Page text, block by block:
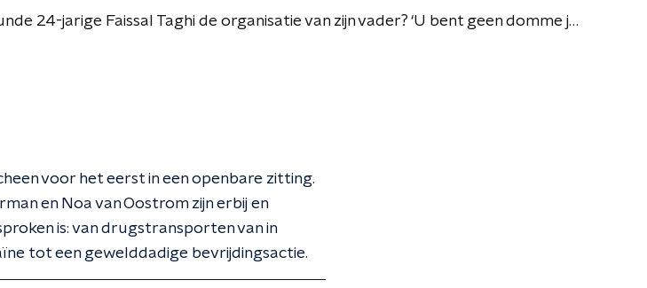
Het Misdaadbureau: BONUS Runde 24-jarige Faissal Taghi de organisatie van zijn vader? ‘U bent geen domme jongen’
voor het eerst in een openbare zitting.
en Noa van Oostrom zijn erbij en
is: van drugstransporten van in
tot een gewelddadige bevrijdingsactie.